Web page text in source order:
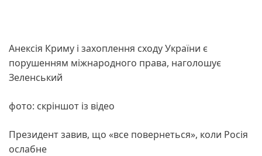
Анексія Криму і захоплення сходу України є
порушенням міжнародного права, наголошує
Зеленський
фото: скріншот із відео
Президент завив, що «все повернеться», коли Росія
ослабне